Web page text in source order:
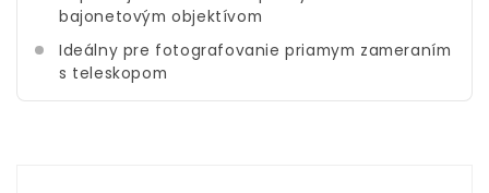
bajonetovým objektívom
Ideálny pre fotografovanie priamym zameraním
s teleskopom